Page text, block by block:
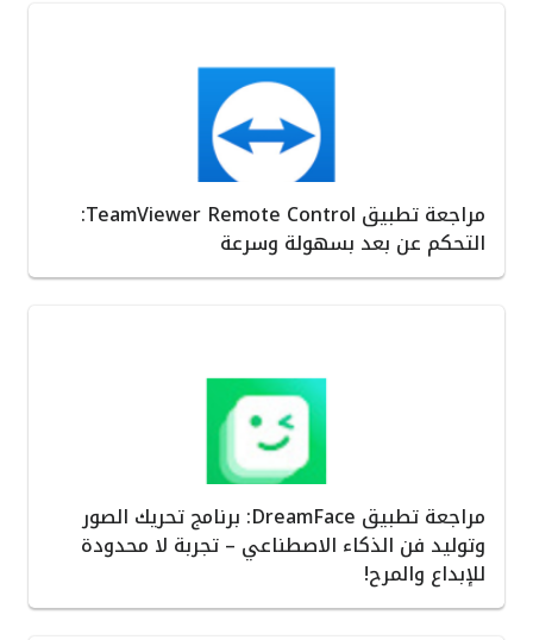
مراجعة تطبيق TeamViewer Remote Control:
التحكم عن بعد بسهولة وسرعة
مراجعة تطبيق DreamFace: برنامج تحريك الصور
وتوليد فن الذكاء الاصطناعي – تجربة لا محدودة
للإبداع والمرح!